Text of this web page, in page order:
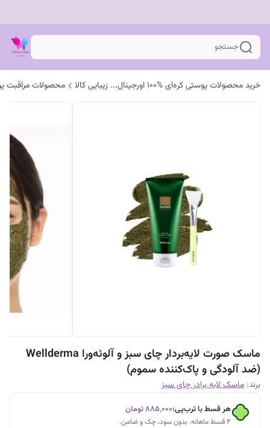
جستجو
خرید محصولات پوستی کره‌ای %100 اورجینال... زیبایی کالا محصولات مراقبت
ماسک صورت لایه‌بردار چای سبز و آلوئه‌ورا Wellderma
(ضد آلودگی و پاک‌کننده سموم)
برند: ماسک لایه برادر چای سبز
هر قسط با ترب‌پی:۸۸۵٬۰۰۰تومان
۴ قسط ماهانه. بدون سود، چک و ضامن.